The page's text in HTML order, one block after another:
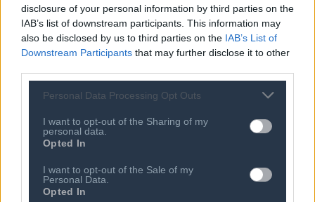
disclosure of your personal information by third parties on the
IAB’s list of downstream participants. This information may
also be disclosed by us to third parties on the IAB’s List of
Downstream Participants that may further disclose it to other
Personal Data Processing Opt Outs
I want to opt-out of the Sharing of my
personal data.
Opted In
I want to opt-out of the Sale of my
Personal Data.
Opted In
Αντιπολίτευσης.
Ο ΣΕΠΕ συμβάλλει με όλες του τις δυνάμεις,
προκειμένου ο κλάδος ψηφιακής τεχνολογίας να
αποτελέσει τον αναγκαίο καταλύτη για την ευημερία
της ελληνικής κοινωνίας και την ανάπτυξη της εθνικής
οικονομίας.
Περισσότερες πληροφορίες θα βρείτε διαθέσιμες στην
ιστοσελίδα τουdigital economy forum